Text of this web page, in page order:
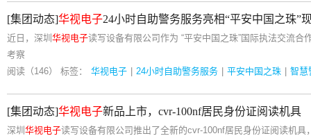
[集团动态]华视电子24小时自助警务服务亮相“平安中国之珠”
近日，深圳 华视电子读写设备有限公司作为 “平安中国之珠”国际执法交流
考察
阅读（146） 标签： 华视电子 24小时自助警务服务 平安中国之珠 智慧
[集团动态]华视电子新品上市，cvr-100nf居民身份证阅读机具
深圳 华视电子读写设备有限公司推出了全新的cvr-100nf居民身份证阅读机